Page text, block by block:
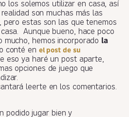
los solemos utilizar en casa, así
son muchas más las
pero estas son las que tenemos
Aunque bueno, hace poco
mucho, hemos incorporado la
conté en el post de su
eso ya haré un post aparte,
opciones de juego que
leerte en los comentarios.
podido jugar bien y